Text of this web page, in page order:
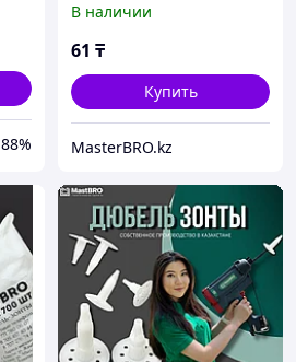
88%
В наличии
61 ₸
Купить
MasterBRO.kz